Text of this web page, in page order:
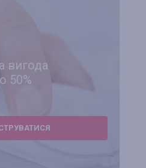
вигода
50%